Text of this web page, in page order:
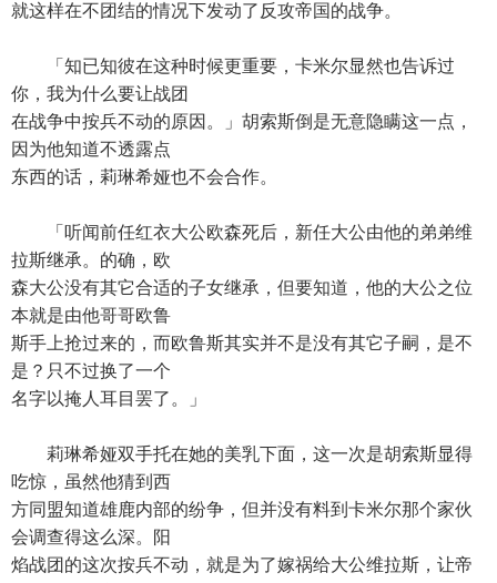
就这样在不团结的情况下发动了反攻帝国的战争。
「知已知彼在这种时候更重要，卡米尔显然也告诉过
你，我为什么要让战团
在战争中按兵不动的原因。」胡索斯倒是无意隐瞒这一点，
因为他知道不透露点
东西的话，莉琳希娅也不会合作。
「听闻前任红衣大公欧森死后，新任大公由他的弟弟维
拉斯继承。的确，欧
森大公没有其它合适的子女继承，但要知道，他的大公之位
本就是由他哥哥欧鲁
斯手上抢过来的，而欧鲁斯其实并不是没有其它子嗣，是不
是？只不过换了一个
名字以掩人耳目罢了。」
莉琳希娅双手托在她的美乳下面，这一次是胡索斯显得
吃惊，虽然他猜到西
方同盟知道雄鹿内部的纷争，但并没有料到卡米尔那个家伙
会调查得这么深。阳
焰战团的这次按兵不动，就是为了嫁祸给大公维拉斯，让帝